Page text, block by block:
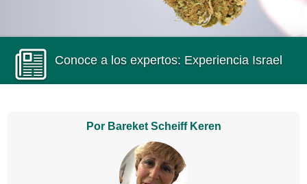
Conoce a los expertos: Experiencia Israel
Por Bareket Scheiff Keren